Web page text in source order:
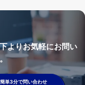
よりお気軽にお問い
簡単3分で問い合わせ